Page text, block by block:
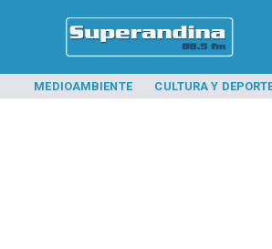
MEDIOAMBIENTE CULTURA Y